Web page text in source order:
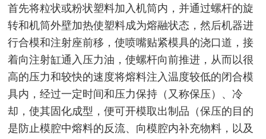
首先将粒状或粉状塑料加入机筒内，并通过螺杆的旋
转和机筒外壁加热使塑料成为熔融状态，然后机器进
行合模和注射座前移，使喷嘴贴紧模具的浇口道，接
着向注射缸通入压力油，使螺杆向前推进，从而以很
高的压力和较快的速度将熔料注入温度较低的闭合模
具内，经过一定时间和压力保持（又称保压）、冷
却，使其固化成型，便可开模取出制品（保压的目的
是防止模腔中熔料的反流、向模腔内补充物料，以及